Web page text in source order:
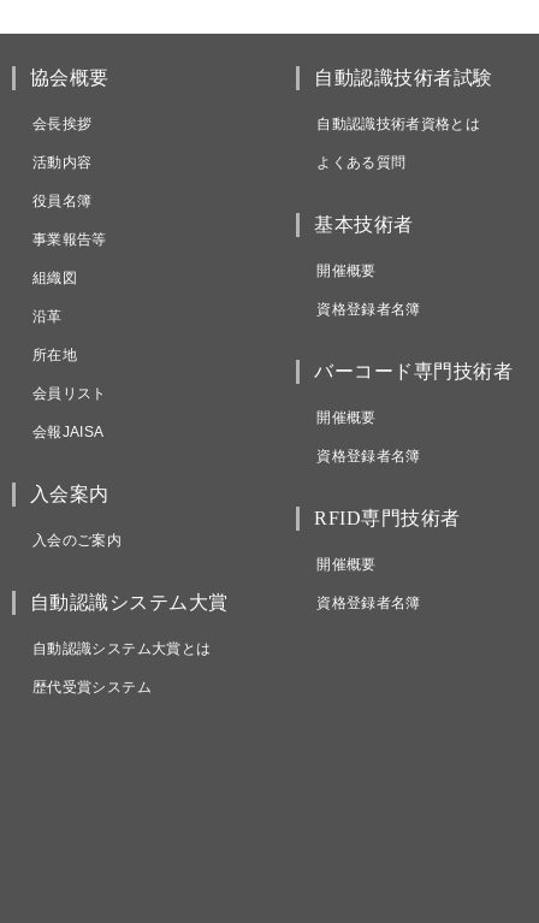
協会概要
会長挨拶
活動内容
役員名簿
事業報告等
組織図
沿革
所在地
会員リスト
会報JAISA
入会案内
入会のご案内
自動認識システム大賞
自動認識システム大賞とは
歴代受賞システム
自動認識技術者試験
自動認識技術者資格とは
よくある質問
基本技術者
開催概要
資格登録者名簿
バーコード専門技術者
開催概要
資格登録者名簿
RFID専門技術者
開催概要
資格登録者名簿